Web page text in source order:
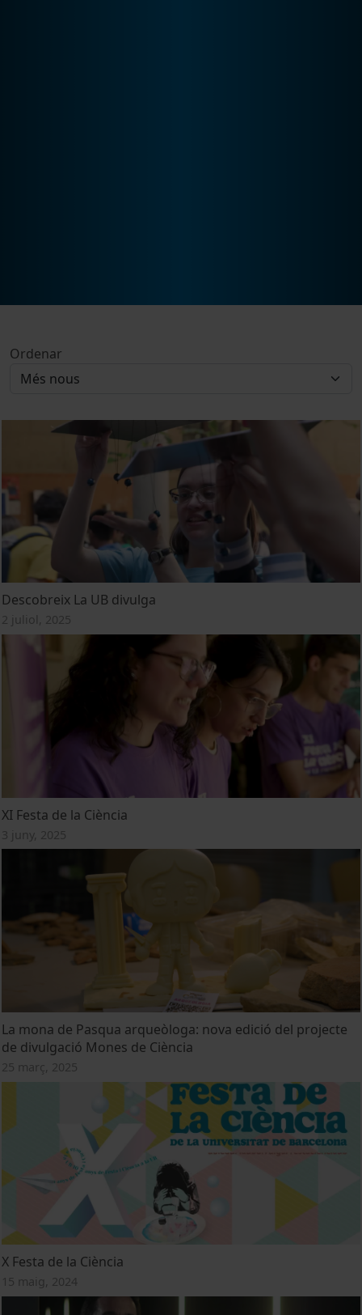
Ordenar
Descobreix La UB divulga
2 juliol, 2025
XI Festa de la Ciència
3 juny, 2025
La mona de Pasqua arqueòloga: nova edició del projecte
de divulgació Mones de Ciència
25 març, 2025
X Festa de la Ciència
15 maig, 2024